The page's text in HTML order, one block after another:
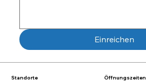
Einreichen
Standorte Öffnungszeiten